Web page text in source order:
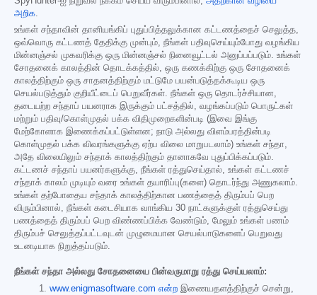
அறிக
உங்கள் சந்தாவின் தானியங்கிப் புதுப்பித்தலுக்கான கட்டணத்தைச் செலுத்த,
ஒவ்வொரு கட்டணத் தேதிக்கு முன்பும், நீங்கள் பதிவுசெய்யும்போது வழங்கிய
மின்னஞ்சல் முகவரிக்கு ஒரு மின்னஞ்சல் நினைவூட்டல் அனுப்பப்படும். உங்கள்
சோதனைக் காலத்தின் தொடக்கத்தில், ஒரு கணக்கிற்கு ஒரு சோதனைக்
காலத்திற்கும் ஒரு சாதனத்திற்கும் மட்டுமே பயன்படுத்தக்கூடிய ஒரு
செயல்படுத்தும் குறியீட்டைப் பெறுவீர்கள். நீங்கள் ஒரு தொடர்ச்சியான,
தடையற்ற சந்தாப் பயனராக இருக்கும் பட்சத்தில், வழங்கப்படும் பொருட்கள்
மற்றும் பதிவு/கொள்முதல் பக்க விதிமுறைகளின்படி (இவை இங்கு
மேற்கோளாக இணைக்கப்பட்டுள்ளன; நாடு அல்லது விளம்பரத்தின்படி
கொள்முதல் பக்க விவரங்களுக்கு ஏற்ப விலை மாறுபடலாம்) உங்கள் சந்தா,
அதே விலையிலும் சந்தாக் காலத்திற்கும் தானாகவே புதுப்பிக்கப்படும்.
கட்டணச் சந்தாப் பயனர்களுக்கு, நீங்கள் ரத்துசெய்தால், உங்கள் கட்டணச்
சந்தாக் காலம் முடியும் வரை உங்கள் தயாரிப்பு(களை) தொடர்ந்து அணுகலாம்.
உங்கள் தற்போதைய சந்தாக் காலத்திற்கான பணத்தைத் திரும்பப் பெற
விரும்பினால், நீங்கள் கடைசியாக வாங்கிய 30 நாட்களுக்குள் ரத்துசெய்து
பணத்தைத் திரும்பப் பெற விண்ணப்பிக்க வேண்டும், மேலும் உங்கள் பணம்
திரும்பச் செலுத்தப்பட்டவுடன் முழுமையான செயல்பாடுகளைப் பெறுவது
உடனடியாக நிறுத்தப்படும்.
நீங்கள் சந்தா அல்லது சோதனையை பின்வருமாறு ரத்து செய்யலாம்:
www.enigmasoftware.com என்ற இணையதளத்திற்குச் சென்று,